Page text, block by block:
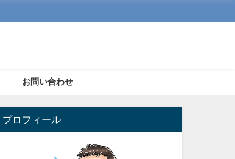
お問い合わせ
プロフィール